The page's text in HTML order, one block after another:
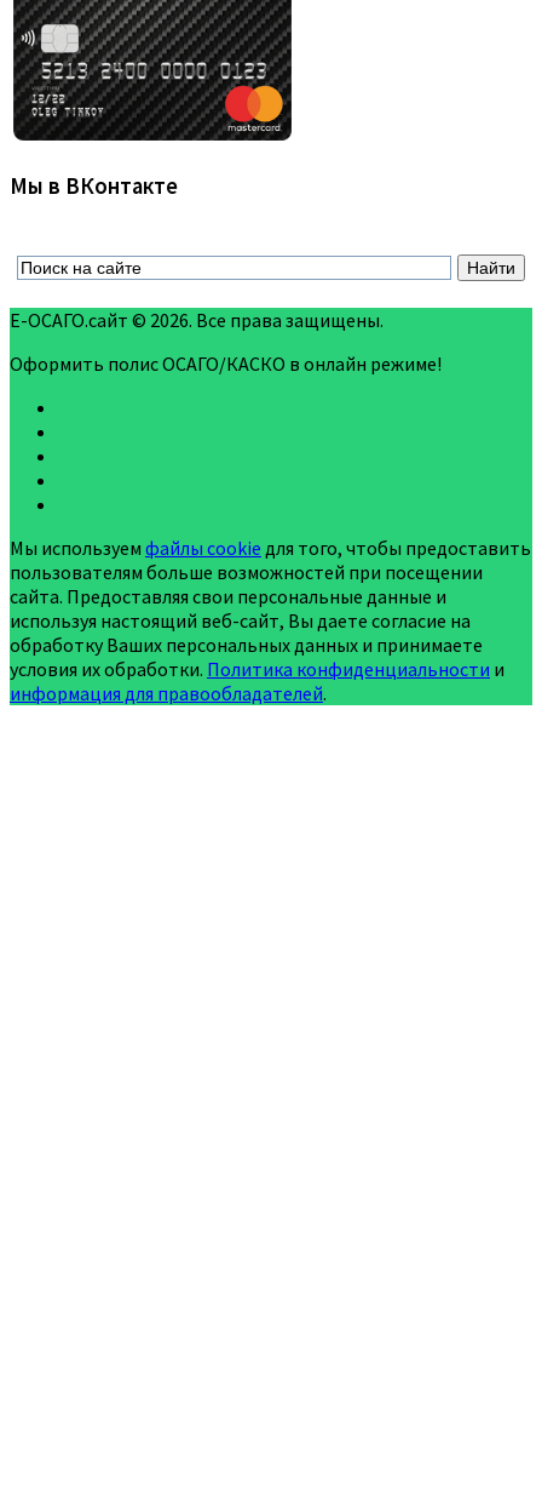
Мы в ВКонтакте
Е-ОСАГО.сайт © 2026. Все права защищены.
Оформить полис ОСАГО/КАСКО в онлайн режиме!
Мы используем файлы cookie для того, чтобы предоставить
пользователям больше возможностей при посещении
сайта. Предоставляя свои персональные данные и
используя настоящий веб-сайт, Вы даете согласие на
обработку Ваших персональных данных и принимаете
условия их обработки. Политика конфиденциальности и
информация для правообладателей.